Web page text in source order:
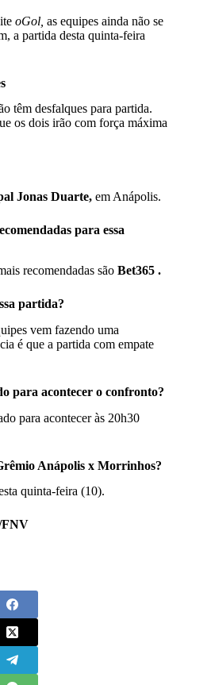
oGol, as equipes ainda não se
a partida desta quinta-feira
têm desfalques para partida.
os dois irão com força máxima
Jonas Duarte, em Anápolis.
para essa
recomendadas são Bet365 .
partida?
vem fazendo uma
é que a partida com empate
para acontecer o confronto?
para acontecer às 20h30
Anápolis x Morrinhos?
quinta-feira (10).
FNV